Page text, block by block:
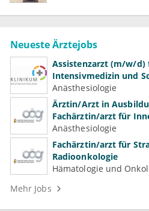
Neueste Ärztejobs
Assistenzarzt (m/w/d)
Intensivmedizin und
Anästhesiologie
Ärztin/Arzt in
Fachärztin/arzt für
(Kardiologie,
Anästhesiologie
Fachärztin/arzt für
Radioonkologie
Hämatologie und
Mehr Jobs